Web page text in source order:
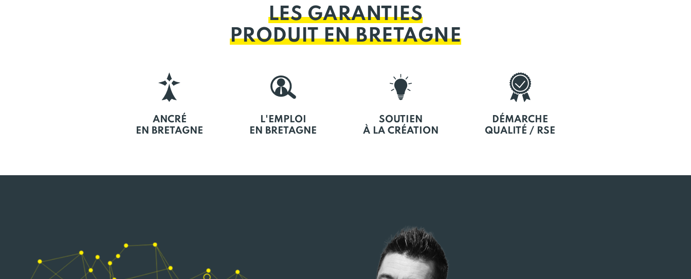
LES GARANTIES
PRODUIT EN BRETAGNE
ANCRÉ
EN BRETAGNE
L'EMPLOI
EN BRETAGNE
SOUTIEN
À LA CRÉATION
DÉMARCHE
QUALITÉ / RSE